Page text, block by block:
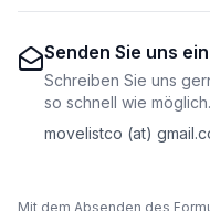
Senden Sie uns
Schreiben Sie uns
so schnell wie möglich.
movelistco (at)
Mit dem Absenden des